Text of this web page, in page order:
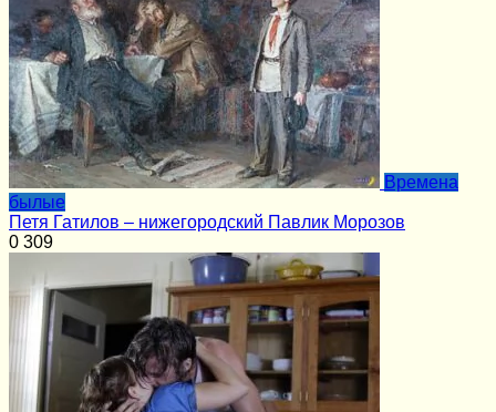
Времена
былые
Петя Гатилов – нижегородский Павлик Морозов
0 309